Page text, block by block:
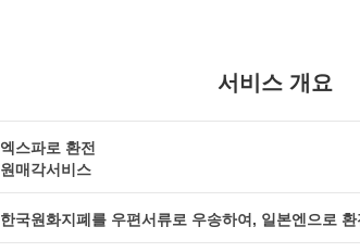
서비스 개요
엑스파로 환전
원매각서비스
한국원화지폐를 우편서류로 우송하여, 일본엔으로